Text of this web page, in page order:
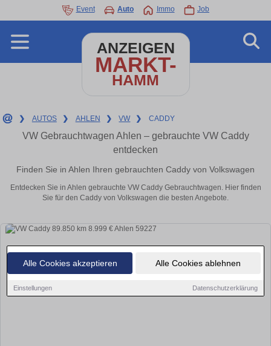
Alle Cookies akzeptieren Alle Cookies ablehnen
Einstellungen Datenschutzerklärung
Event Auto Immo Job
ANZEIGEN
MARKT-
HAMM
❯ AUTOS ❯ AHLEN ❯ VW ❯ CADDY
VW Gebrauchtwagen Ahlen – gebrauchte VW Caddy
entdecken
Finden Sie in Ahlen Ihren gebrauchten Caddy von Volkswagen
Entdecken Sie in Ahlen gebrauchte VW Caddy Gebrauchtwagen. Hier finden
Sie für den Caddy von Volkswagen die besten Angebote.